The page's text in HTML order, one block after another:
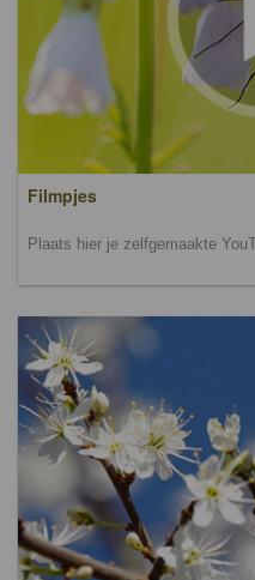
Filmpjes
Plaats hier je zelfgemaakte